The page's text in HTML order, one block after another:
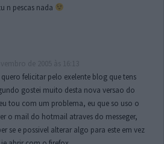
n pescas nada
felicitar pelo exelente blog que tens
gostei muito desta nova versao do
tou com um problema, eu que so uso o
o mail do hotmail atraves do messeger,
se e possivel alterar algo para este em vez